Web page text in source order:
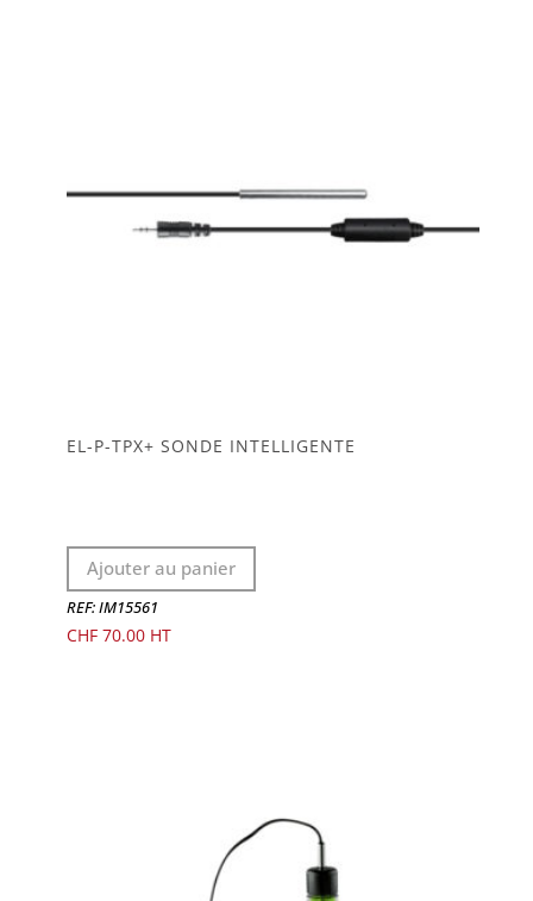
EL-P-TPX+ SONDE INTELLIGENTE
Ajouter au panier
REF: IM15561
CHF70.00